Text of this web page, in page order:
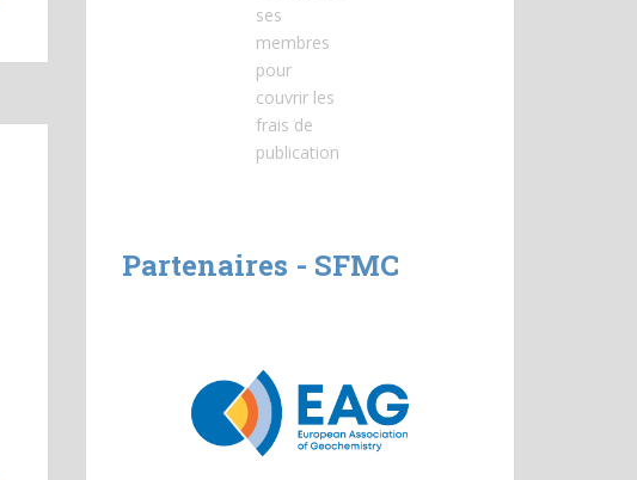
ses
membres
pour
couvrir les
frais de
publication
Partenaires - SFMC